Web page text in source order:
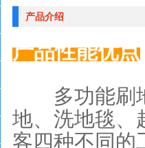
产品介绍
产品性能优点
多功能刷地
地、 洗地毯、
客四种不同的